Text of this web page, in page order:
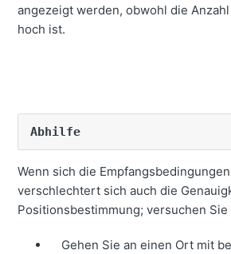
angezeigt werden, obwohl die
hoch ist.
Abhilfe
Wenn sich die
verschlechtert sich auch die
Positionsbestimmung; versuchen Sie
Gehen Sie an einen Ort mit